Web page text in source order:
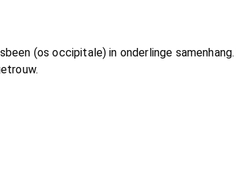
(os occipitale) in onderlinge